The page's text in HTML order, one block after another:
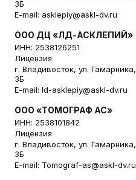
3Б
E-mail: asklepiy@askl-dv.ru
ООО ДЦ «ЛД-АСКЛЕПИЙ»
ИНН: 2538126251
Лицензия
г. Владивосток, ул. Гамарника,
3Б
E-mail: ld-asklepiy@askl-dv.ru
ООО «ТОМОГРАФ АС»
ИНН: 2538101842
Лицензия
г. Владивосток, ул. Гамарника,
3Б
E-mail: Tomograf-as@askl-dv.ru